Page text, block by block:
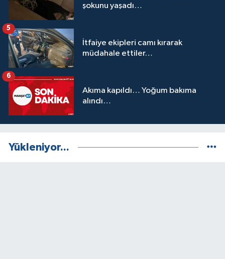
şokunu yaşadı…
İtfaiye ekipleri camı kırarak
müdahale ettiler…
5
Akıma kapıldı… Yoğum bakıma
alındı…
6
Yükleniyor...